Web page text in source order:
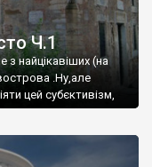
Ч.1
з найцікавіших (на
.Ну,але
цей субєктивізм,